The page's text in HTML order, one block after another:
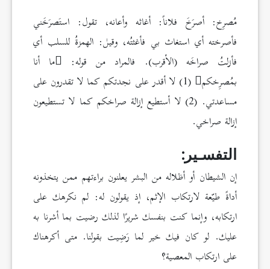
مُصرِخ: أصرَخَ فلاناً: أغاثه وأعانه، تقول: استَصرَخَني
فأصرخته أي استغاث بي فأغثتُه، وقيل: الهمزةُ للسلب أي
فأزلتُ صراخَه (الأقرب). فالمراد من قوله:
ما أنا
بمُصرِخكم
(1) لا أقدر على نجدتكم كما لا تقدرون على
مساعدتي. (2) لا أستطيع إزالة صراخكم كما لا تستطيعون
إزالة صراخي.
التفسـير:
إن الشيطان أو أظلاله من البشر يعلنون براءتهم ممن يتخذونه
أداةً طيّعة لارتكاب الإثم، إذ يقولون له: لم نكرهك على
ارتكابه، وإنما كنت بنفسك شريرًا لذلك رضيت بما أشرنا به
عليك. لو كان فيك خير لما رَضِيت بقولنا. متى أكرهناك
على ارتكاب المعصية؟